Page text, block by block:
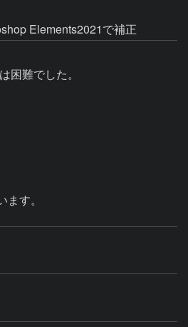
Elements2021で補正
困難でした。
す。